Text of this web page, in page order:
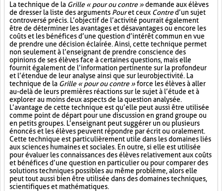
La technique de la Grille « pour ou contre »demande aux élèves
de dresser la liste des arguments Pouret ceux Contred’un sujet
controversé précis. L’objectif de l’activité pourrait également
être de déterminer les avantages et désavantages ou encore les
coûts et les bénéfices d’une question d’intérêt commun en vue
de prendre une décision éclairée. Ainsi, cette technique permet
non seulement à l’enseignant de prendre conscience des
opinions de ses élèves face à certaines questions, mais elle
fournit également de l’information pertinente sur la profondeur
et l’étendue de leur analyse ainsi que sur leur objectivité. La
technique de la Grille « pour ou contre »force les élèves à aller
au-delà de leurs premières réactions sur le sujet à l’étude et à
explorer au moins deux aspects de la question analysée.
L’avantage de cette technique est qu’elle peut aussi être utilisée
comme point de départ pour une discussion en grand groupe ou
en petits groupes. L’enseignant peut suggérer un ou plusieurs
énoncés et les élèves peuvent répondre par écrit ou oralement.
Cette technique est particulièrement utile dans les domaines liés
aux sciences humaines et sociales. En outre, si elle est utilisée
pour évaluer les connaissances des élèves relativement aux coûts
et bénéfices d’une question en particulier ou pour comparer des
solutions techniques possibles au même problème, alors elle
peut tout aussi bien être utilisée dans des domaines techniques,
scientifiques et mathématiques.